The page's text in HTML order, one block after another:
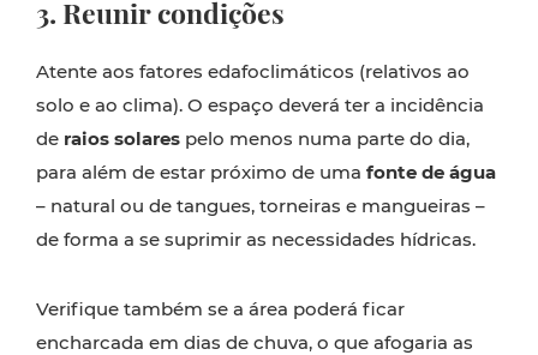
3. Reunir condições
Atente aos fatores edafoclimáticos (relativos ao
solo e ao clima). O espaço deverá ter a incidência
de raios solares pelo menos numa parte do dia,
para além de estar próximo de uma fonte de água
– natural ou de tangues, torneiras e mangueiras –
de forma a se suprimir as necessidades hídricas.
Verifique também se a área poderá ficar
encharcada em dias de chuva, o que afogaria as